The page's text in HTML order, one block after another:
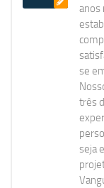
anos
se
três
seja